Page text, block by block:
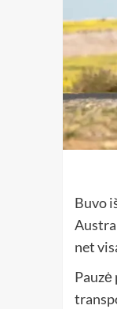
Buvo
net